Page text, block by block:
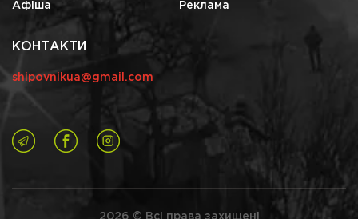
Афіша Реклама
КОНТАКТИ
shipovnikua@gmail.com
2026 © Всі права захищені